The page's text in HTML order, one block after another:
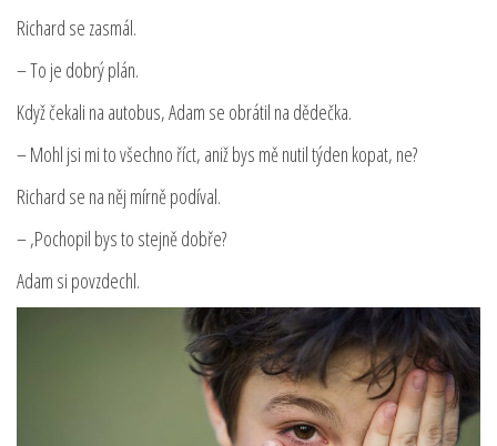
Richard se zasmál.
– To je dobrý plán.
Když čekali na autobus, Adam se obrátil na dědečka.
– Mohl jsi mi to všechno říct, aniž bys mě nutil týden kopat, ne?
Richard se na něj mírně podíval.
– ‚Pochopil bys to stejně dobře?
Adam si povzdechl.